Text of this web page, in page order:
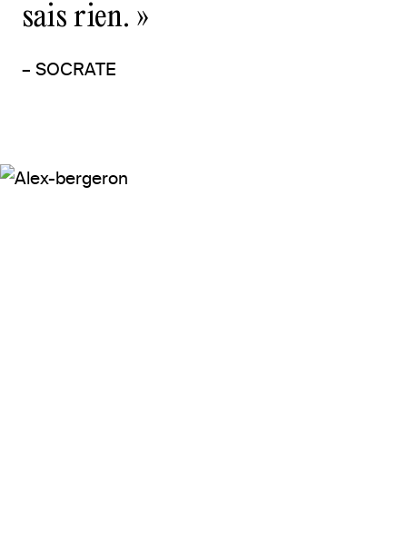
sais rien. »
– SOCRATE